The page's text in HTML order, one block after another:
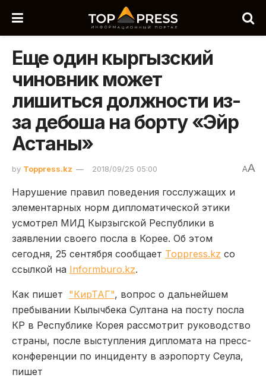
Еще один кыргызский
чиновник может
лишиться должности из-
за дебоша на борту «Эйр
Астаны»
by Toppress.kz 2018/09/25 05:00 AA
Нарушение правил поведения госслужащих и
элементарных норм дипломатической этики
усмотрел МИД Кырзыгской Республики в
заявлении своего посла в Корее. Об этом
сегодня, 25 сентября сообщает Toppress.kz со
ссылкой на Informburo.kz.
Как пишет "КирТАГ", вопрос о дальнейшем
пребывании Кылычбека Султана на посту посла
КР в Республике Корея рассмотрит руководство
страны, после выступления дипломата на пресс-
конференции по инциденту в аэропорту Сеула,
пишет